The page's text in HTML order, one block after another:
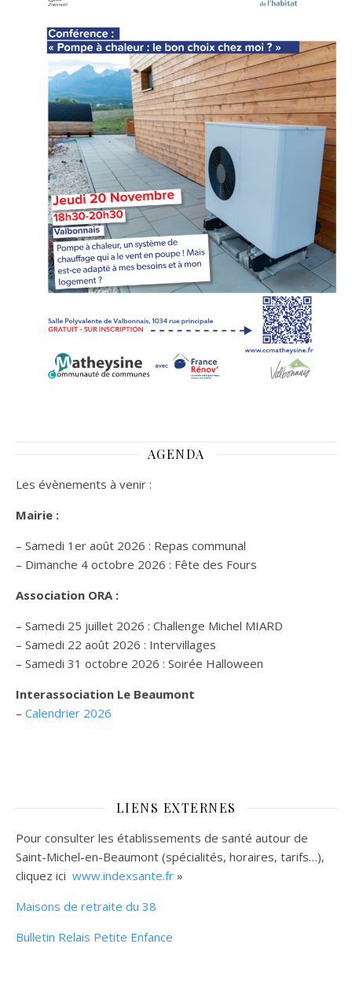
AGENDA
Les évènements à venir :
Mairie :
– Samedi 1er août 2026 : Repas communal
– Dimanche 4 octobre 2026 : Fête des Fours
Association ORA :
– Samedi 25 juillet 2026 : Challenge Michel MIARD
– Samedi 22 août 2026 : Intervillages
– Samedi 31 octobre 2026 : Soirée Halloween
Interassociation Le Beaumont
– Calendrier 2026
LIENS EXTERNES
Pour consulter les établissements de santé autour de
Saint-Michel-en-Beaumont (spécialités, horaires, tarifs…),
cliquez ici www.indexsante.fr »
Maisons de retraite du 38
Bulletin Relais Petite Enfance